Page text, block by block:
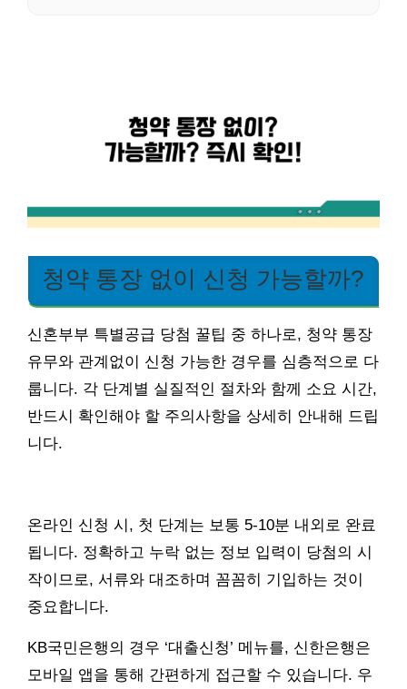
청약 통장 없이 신청 가능할까?
신혼부부 특별공급 당첨 꿀팁 중 하나로, 청약 통장
유무와 관계없이 신청 가능한 경우를 심층적으로 다
룹니다. 각 단계별 실질적인 절차와 함께 소요 시간,
반드시 확인해야 할 주의사항을 상세히 안내해 드립
니다.
온라인 신청 시, 첫 단계는 보통 5-10분 내외로 완료
됩니다. 정확하고 누락 없는 정보 입력이 당첨의 시
작이므로, 서류와 대조하며 꼼꼼히 기입하는 것이
중요합니다.
KB국민은행의 경우 ‘대출신청’ 메뉴를, 신한은행은
모바일 앱을 통해 간편하게 접근할 수 있습니다. 우